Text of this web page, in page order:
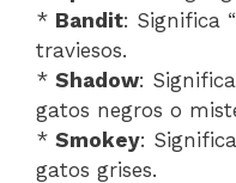
* Bandit: Significa
traviesos.
* Shadow:
gatos negros o
* Smokey:
gatos grises.